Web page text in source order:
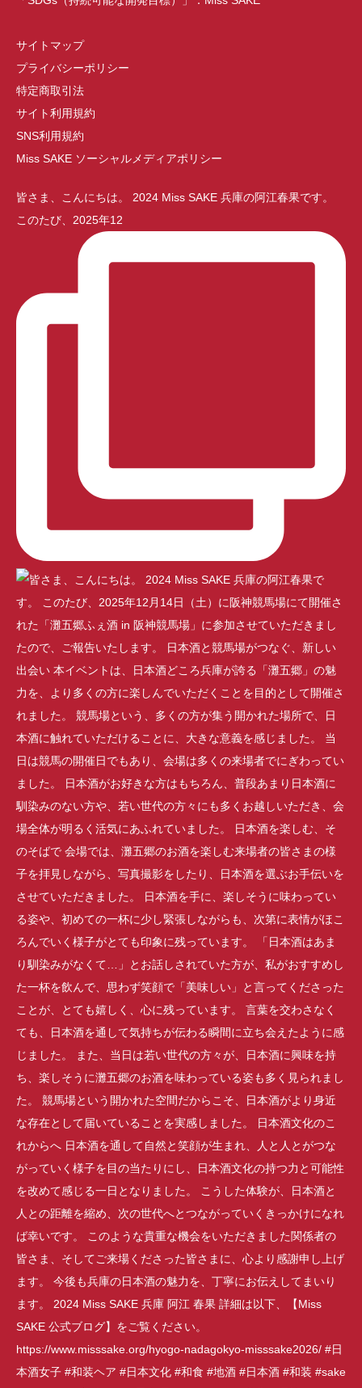
サイトマップ
プライバシーポリシー
特定商取引法
サイト利用規約
SNS利用規約
Miss SAKE ソーシャルメディアポリシー
皆さま、こんにちは。 2024 Miss SAKE 兵庫の阿江春果です。
このたび、2025年12